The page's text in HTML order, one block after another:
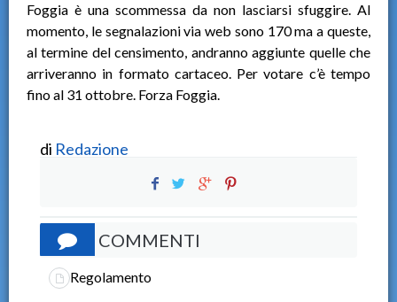
Foggia è una scommessa da non lasciarsi sfuggire. Al
momento, le segnalazioni via web sono 170 ma a queste,
al termine del censimento, andranno aggiunte quelle che
arriveranno in formato cartaceo. Per votare c’è tempo
fino al 31 ottobre. Forza Foggia.
di Redazione
COMMENTI
Regolamento